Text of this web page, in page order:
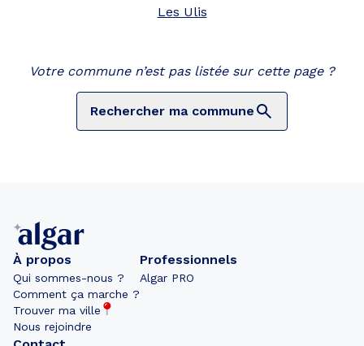
Les Ulis
Votre commune n’est pas listée sur cette page ?
Rechercher ma commune
À propos
Qui sommes-nous ?
Comment ça marche ?
Trouver ma ville
Nous rejoindre
Professionnels
Algar PRO